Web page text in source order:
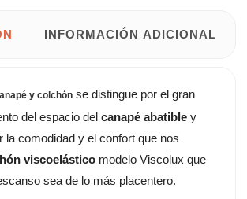
INFORMACIÓN ADICIONAL
y colchón se distingue por el gran
del espacio del canapé abatible y
la comodidad y el confort que nos
viscoelástico modelo Viscolux que
sea de lo más placentero.